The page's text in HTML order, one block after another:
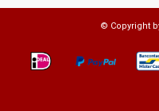
© Copyright